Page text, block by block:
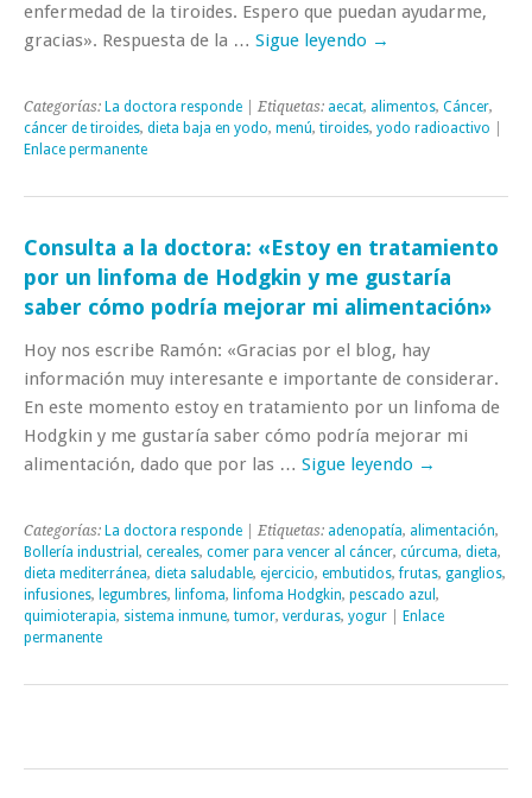
enfermedad de la tiroides. Espero que puedan ayudarme,
gracias». Respuesta de la … Sigue leyendo →
Categorías: La doctora responde | Etiquetas: aecat, alimentos, Cáncer,
cáncer de tiroides, dieta baja en yodo, menú, tiroides, yodo radioactivo
Enlace permanente
Consulta a la doctora: «Estoy en tratamiento
por un linfoma de Hodgkin y me gustaría
saber cómo podría mejorar mi alimentación»
Hoy nos escribe Ramón: «Gracias por el blog, hay
información muy interesante e importante de considerar.
En este momento estoy en tratamiento por un linfoma de
Hodgkin y me gustaría saber cómo podría mejorar mi
alimentación, dado que por las … Sigue leyendo →
Categorías: La doctora responde | Etiquetas: adenopatía, alimentación,
Bollería industrial , cereales, comer para vencer al cáncer, cúrcuma, dieta,
dieta mediterránea, dieta saludable, ejercicio, embutidos,frutas, ganglios,
infusiones, legumbres, linfoma, linfoma Hodgkin, pescado azul ,
quimioterapia, sistema inmune, tumor, verduras, yogur
Enlace
permanente